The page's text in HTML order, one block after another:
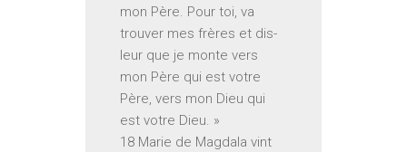
mon Père. Pour toi, va
trouver mes frères et dis-
leur que je monte vers
mon Père qui est votre
Père, vers mon Dieu qui
est votre Dieu. »
18 Marie de Magdala vint